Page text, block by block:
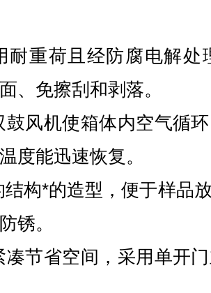
耐重荷且经防腐电解处
、免擦刮和剥落。
鼓风机使箱体内空气循
度能迅速恢复。
结构*的造型，便于样品
锈。
凑节省空间，采用单开